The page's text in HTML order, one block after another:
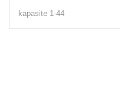
kapasite 1-44